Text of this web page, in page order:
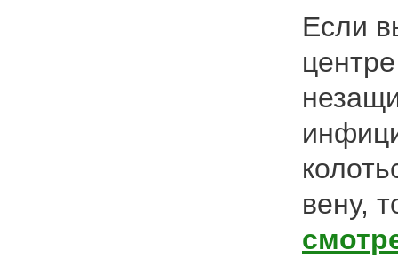
Если
вену,